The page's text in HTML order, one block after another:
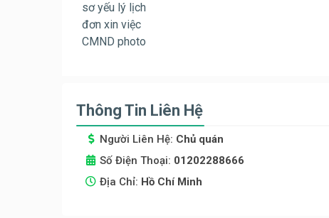
sơ yếu lý lịch
đơn xin việc
CMND photo
Thông Tin Liên Hệ
Người Liên Hệ: Chủ quán
Số Điện Thoại: 01202288666
Địa Chỉ: Hồ Chí Minh